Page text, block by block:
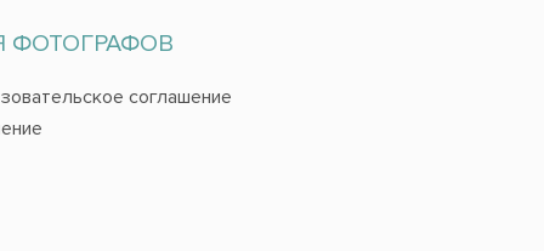
ФОТОГРАФОВ
соглашение